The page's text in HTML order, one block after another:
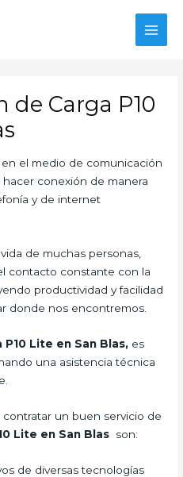
de Carga P10
el medio de comunicación
conexión de manera
y de internet
de muchas personas,
contacto constante con la
productividad y facilidad
donde nos encontremos.
Lite en San Blas, es
una asistencia técnica
un buen servicio de
Lite en San Blas son:
de diversas tecnologías